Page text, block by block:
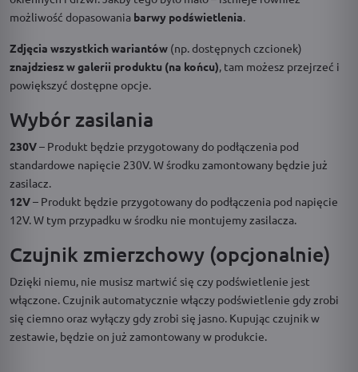
możliwość dopasowania barwy podświetlenia
Zdjęcia wszystkich wariantów (np. dostępnych czcionek)
znajdziesz w galerii produktu (na końcu) , tam możesz przejrzeć i
powiększyć dostępne opcje.
Wybór zasilania
230V– Produkt będzie przygotowany do podłączenia pod
standardowe napięcie 230V. W środku zamontowany będzie już
zasilacz.
12V– Produkt będzie przygotowany do podłączenia pod napięcie
12V. W tym przypadku w środku nie montujemy zasilacza.
Czujnik zmierzchowy (opcjonalnie)
Dzięki niemu, nie musisz martwić się czy podświetlenie jest
włączone. Czujnik automatycznie włączy podświetlenie gdy zrobi
się ciemno oraz wyłączy gdy zrobi się jasno. Kupując czujnik w
zestawie, będzie on już zamontowany w produkcie.